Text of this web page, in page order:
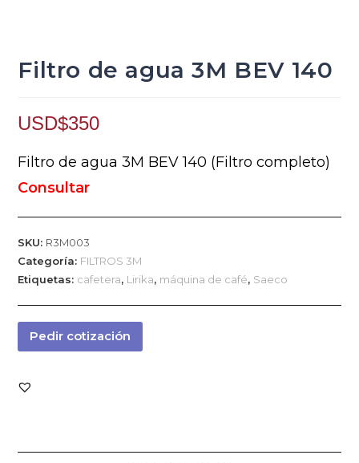
Filtro de agua 3M BEV 140
USD$350
Filtro de agua 3M BEV 140 (Filtro completo)
Consultar
SKU: R3M003
Categoría: FILTROS 3M
Etiquetas: cafetera, Lirika, máquina de café, Saeco
Pedir cotización